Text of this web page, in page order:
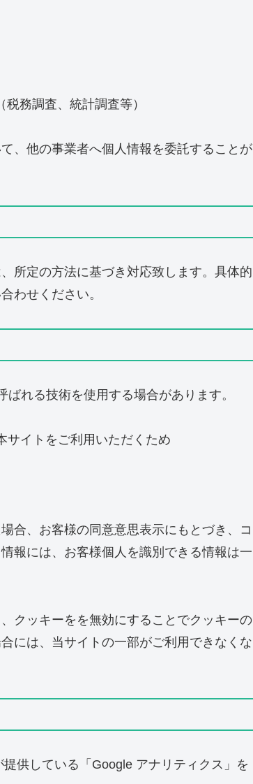
務調査、統計調査等）
、他の事業者へ個人情報を委託することが
所定の方法に基づき対応致します。具体的
わせください。
れる技術を使用する場合があります。
サイトをご利用いただくため
合、お客様の同意意思表示にもとづき、コ
報には、お客様個人を識別できる情報は一
クッキーをを無効にすることでクッキーの
には、当サイトの一部がご利用できなくな
供している「Google アナリティクス」を